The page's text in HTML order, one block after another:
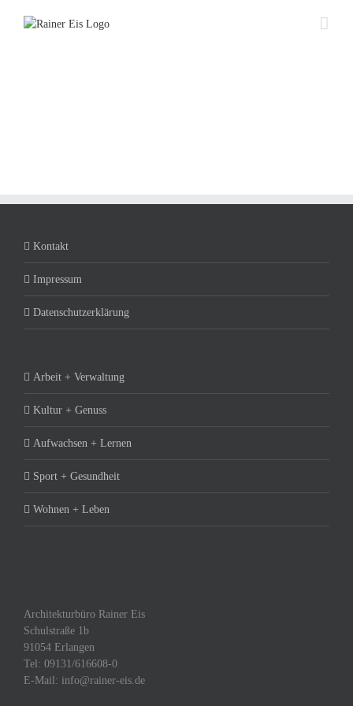
Inhalt
Kontakt
Impressum
Datenschutzerklärung
Arbeit + Verwaltung
Kultur + Genuss
Aufwachsen + Lernen
Sport + Gesundheit
Wohnen + Leben
Architekturbüro Rainer Eis
Schulstraße 1b
91054 Erlangen
Tel: 09131/616608-0
E-Mail: info@rainer-eis.de